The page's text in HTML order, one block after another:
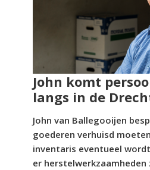
John komt
langs in de
John van Ballegooijen
goederen verhuisd
inventaris eventueel
er herstelwerkzaamheden